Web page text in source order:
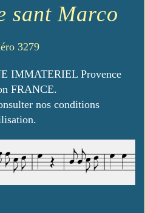
sant Marco
3279
IMMATERIEL Provence
FRANCE.
nos conditions